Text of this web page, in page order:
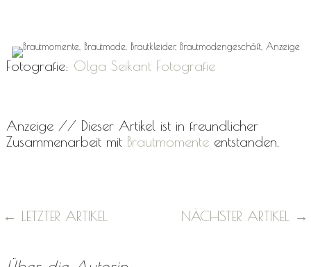
Fotografie: Olga Seikant Fotografie
Anzeige // Dieser Artikel ist in freundlicher
Zusammenarbeit mit Brautmomente entstanden.
← LETZTER ARTIKEL NÄCHSTER ARTIKEL →